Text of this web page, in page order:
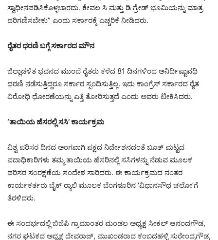
ಸ್ವಾಧೀನಪಡಿಸಿಕೊಳ್ಳಬಾರದು. ಕೇವಲ ಸಿ ಮತ್ತು ಡಿ ಗ್ರೇಡ್ ಭೂಮಿಯನ್ನು ಮಾತ್ರ
ಪರಿಗಣಿಸಬೇಕು” ಎಂದು ಸರ್ಕಾರಕ್ಕೆ ಎಚ್ಚರಿಕೆ ನೀಡಿದರು.
ರೈತರ ಧರಣಿ ಬಗ್ಗೆ ಸರ್ಕಾರದ ಮೌನ
ಜಿಲ್ಲಾಡಳಿತ ಭವನದ ಮುಂದೆ ರೈತರು ಕಳೆದ 81 ದಿನಗಳಿಂದ ಅನಿರ್ದಿಷ್ಟಾವಧಿ
ಧರಣಿ ನಡೆಸುತ್ತಿದ್ದರೂ ಸರ್ಕಾರ ಸ್ಪಂದಿಸುತ್ತಿಲ್ಲ. ಇದು ಕಾಂಗ್ರೆಸ್ ಸರ್ಕಾರದ ರೈತ
ವಿರೋಧಿ ಧೋರಣೆಯನ್ನು ಎತ್ತಿ ತೋರಿಸುತ್ತದೆ ಎಂದು ಅವರು ಟೀಕಿಸಿದರು.
‘ತಾಯಿಯ ಹೆಸರಲ್ಲಿ ಸಸಿ’ ಕಾರ್ಯಕ್ರಮ
ವಿಶ್ವ ಪರಿಸರ ದಿನದ ಅಂಗವಾಗಿ ಪಕ್ಷದ ನಿರ್ದೇಶನದಂತೆ ಬೂತ್ ಮಟ್ಟದ
ಪದಾಧಿಕಾರಿಗಳು ತಮ್ಮ ತಾಯಿಯ ಹೆಸರಿನಲ್ಲಿ ಸಸಿಗಳನ್ನು ನೆಡುವ ಮೂಲಕ
ಪರಿಸರ ಸಂರಕ್ಷಣೆಯ ಸಂದೇಶ ಸಾರಿದರು. ಈ ಕಾರ್ಯಕ್ರಮದ ನಂತರ
ಕಾರ್ಯಕರ್ತರು ಬೈಕ್ ರ‍್ಯಾಲಿ ಮೂಲಕ ಬೆಂಗಳೂರಿನ ‘ವಿಧಾನಸೌಧ ಚಲೋ’ಗೆ
ತೆರಳಿದರು.
ಈ ಸಂದರ್ಭದಲ್ಲಿ ಬಿಜೆಪಿ ಗ್ರಾಮಾಂತರ ಮಂಡಲ ಅಧ್ಯಕ್ಷ ಸೀಕಲ್ ಆನಂದಗೌಡ,
ನಗರ ಘಟಕದ ಅಧ್ಯಕ್ಷ ದೇವರಾಜ್, ಮುಖಂಡರಾದ ಕಂಬದಹಳ್ಳಿ ಸುರೇಂದ್ರಗೌಡ,